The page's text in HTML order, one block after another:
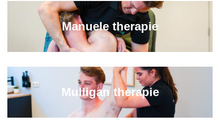
Manuele therapie
Mulligan therapie